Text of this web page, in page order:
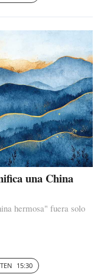
una China
hermosa" fuera solo
15:30